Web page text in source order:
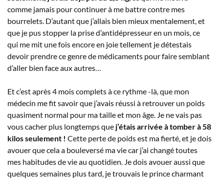
comme jamais pour continuer à me battre contre mes
bourrelets. D’autant que j’allais bien mieux mentalement, et
que je pus stopper la prise d’antidépresseur en un mois, ce
qui me mit une fois encore en joie tellement je détestais
devoir prendre ce genre de médicaments pour faire semblant
d’aller bien face aux autres…
Et c’est après 4 mois complets à ce rythme -là, que mon
médecin me fit savoir que j’avais réussi à retrouver un poids
quasiment normal pour ma taille et mon âge. Je ne vais pas
vous cacher plus longtemps que j’étais arrivée à tomber à 58
kilos seulement ! Cette perte de poids est ma fierté, et je dois
avouer que cela a bouleversé ma vie car j’ai changé toutes
mes habitudes de vie au quotidien. Je dois avouer aussi que
quelques semaines plus tard, je trouvais le prince charmant